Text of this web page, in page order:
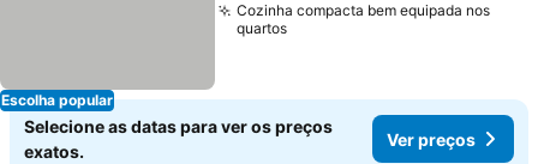
Escolha popular
Cozinha compacta bem equipada nos
quartos
Selecione as datas para ver os preços
exatos.
Ver preços